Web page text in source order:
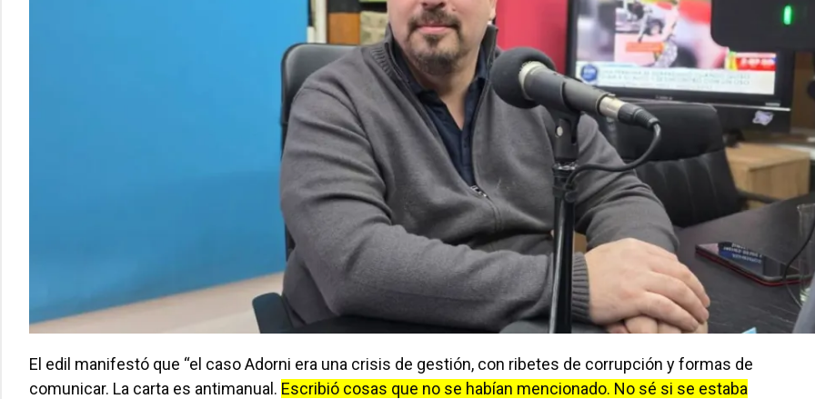
El edil manifestó que “el caso Adorni era una crisis de gestión, con ribetes de corrupción y formas de
comunicar. La carta es antimanual. Escribió cosas que no se habían mencionado. No sé si se estaba